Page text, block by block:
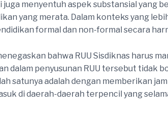
menyentuh aspek substansial yang
yang merata. Dalam konteks yang
formal dan non-formal secara
bahwa RUU Sisdiknas harus
dalam penyusunan RUU tersebut tidak
satunya adalah dengan memberikan
di daerah-daerah terpencil yang